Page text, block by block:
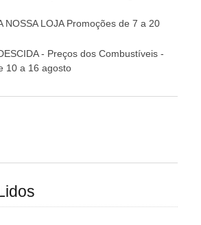
NOSSA LOJA Promoções de 7 a 20
- Preços dos Combustíveis -
10 a 16 agosto